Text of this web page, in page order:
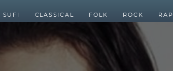
SUFI CLASSICAL FOLK ROCK RAP